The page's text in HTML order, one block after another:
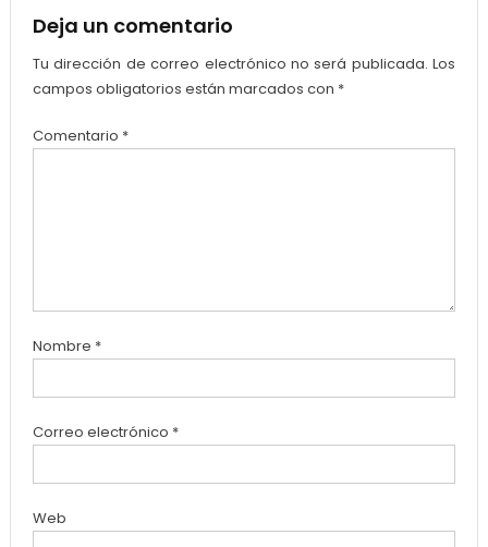
Deja un comentario
Tu dirección de correo electrónico no será publicada. Los
campos obligatorios están marcados con *
Comentario *
Nombre *
Correo electrónico *
Web